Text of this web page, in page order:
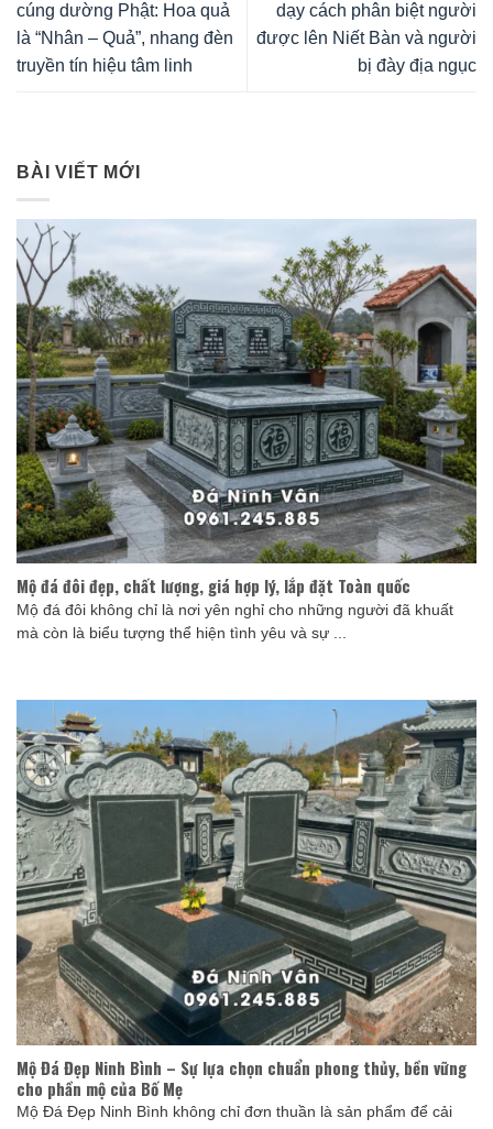
cúng dường Phật: Hoa quả
là “Nhân – Quả”, nhang đèn
truyền tín hiệu tâm linh
dạy cách phân biệt người
được lên Niết Bàn và người
bị đày địa ngục
BÀI VIẾT MỚI
Mộ đá đôi đẹp, chất lượng, giá hợp lý, lắp đặt Toàn quốc
Mộ đá đôi không chỉ là nơi yên nghỉ cho những người đã khuất
mà còn là biểu tượng thể hiện tình yêu và sự ...
Mộ Đá Đẹp Ninh Bình – Sự lựa chọn chuẩn phong thủy, bền vững
cho phần mộ của Bố Mẹ
Mộ Đá Đẹp Ninh Bình không chỉ đơn thuần là sản phẩm để cải